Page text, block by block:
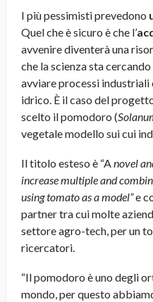
I più pessimisti prevedono
Quel che è sicuro è che l’
avvenire diventerà una
che la scienza sta
avviare processi industriali
idrico. È il caso del
scelto il pomodoro (
vegetale modello sui cui
Il titolo esteso è “Anovel
increase multiple and
using tomato as a model”e
partner tra cui molte
settore agro-tech, per un
ricercatori.
“Il pomodoro è uno degli
mondo, per questo